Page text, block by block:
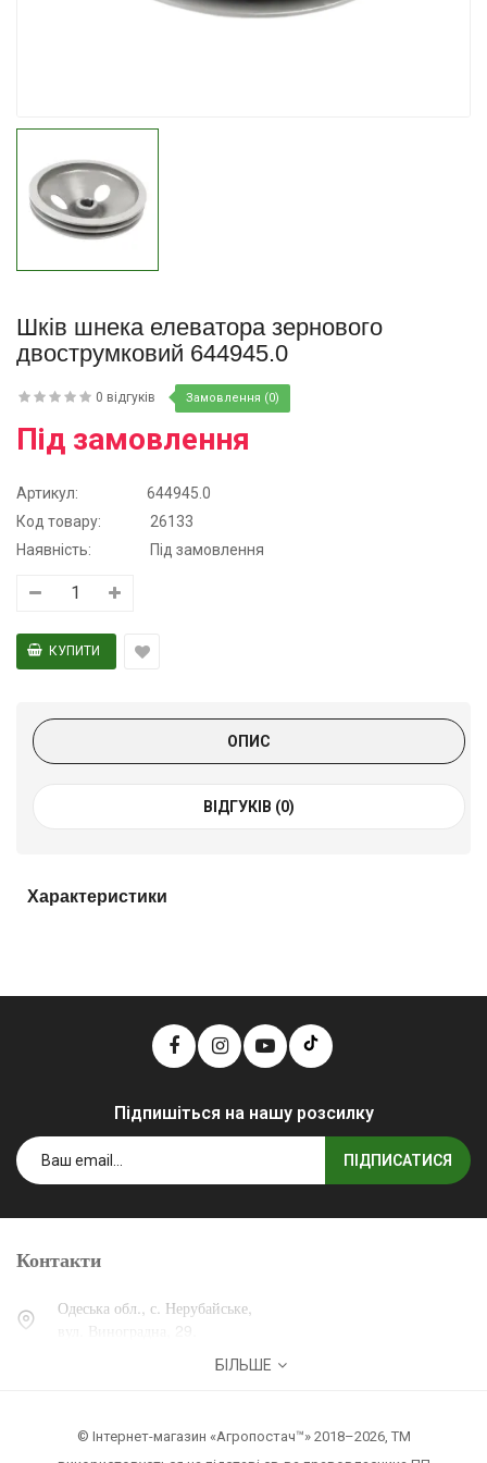
Шків шнека елеватора зернового
двострумковий 644945.0
0 відгуків Замовлення (0)
Під замовлення
Артикул:
644945.0
Код товару:
26133
Наявність:
Під замовлення
ОПИС
ВІДГУКІВ (0)
Характеристики
Підпишіться на нашу розсилку
ПІДПИСАТИСЯ
Контакти
Одеська обл., с. Нерубайське,
вул. Виноградна, 29.
БІЛЬШЕ
© Інтернет-магазин «Агропостач™» 2018–2026, ТМ